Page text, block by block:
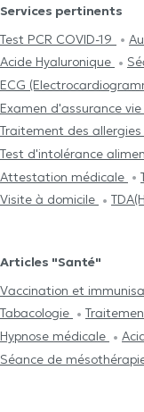
Services pertinents
Test PCR COVID-19
Acide Hyaluronique
ECG
Examen d'assurance vie
Traitement des allergies
Test d'intolérance
Attestation médicale
Visite à domicile
Articles "Santé"
Vaccination et
Tabacologie
Hypnose médicale
Séance de